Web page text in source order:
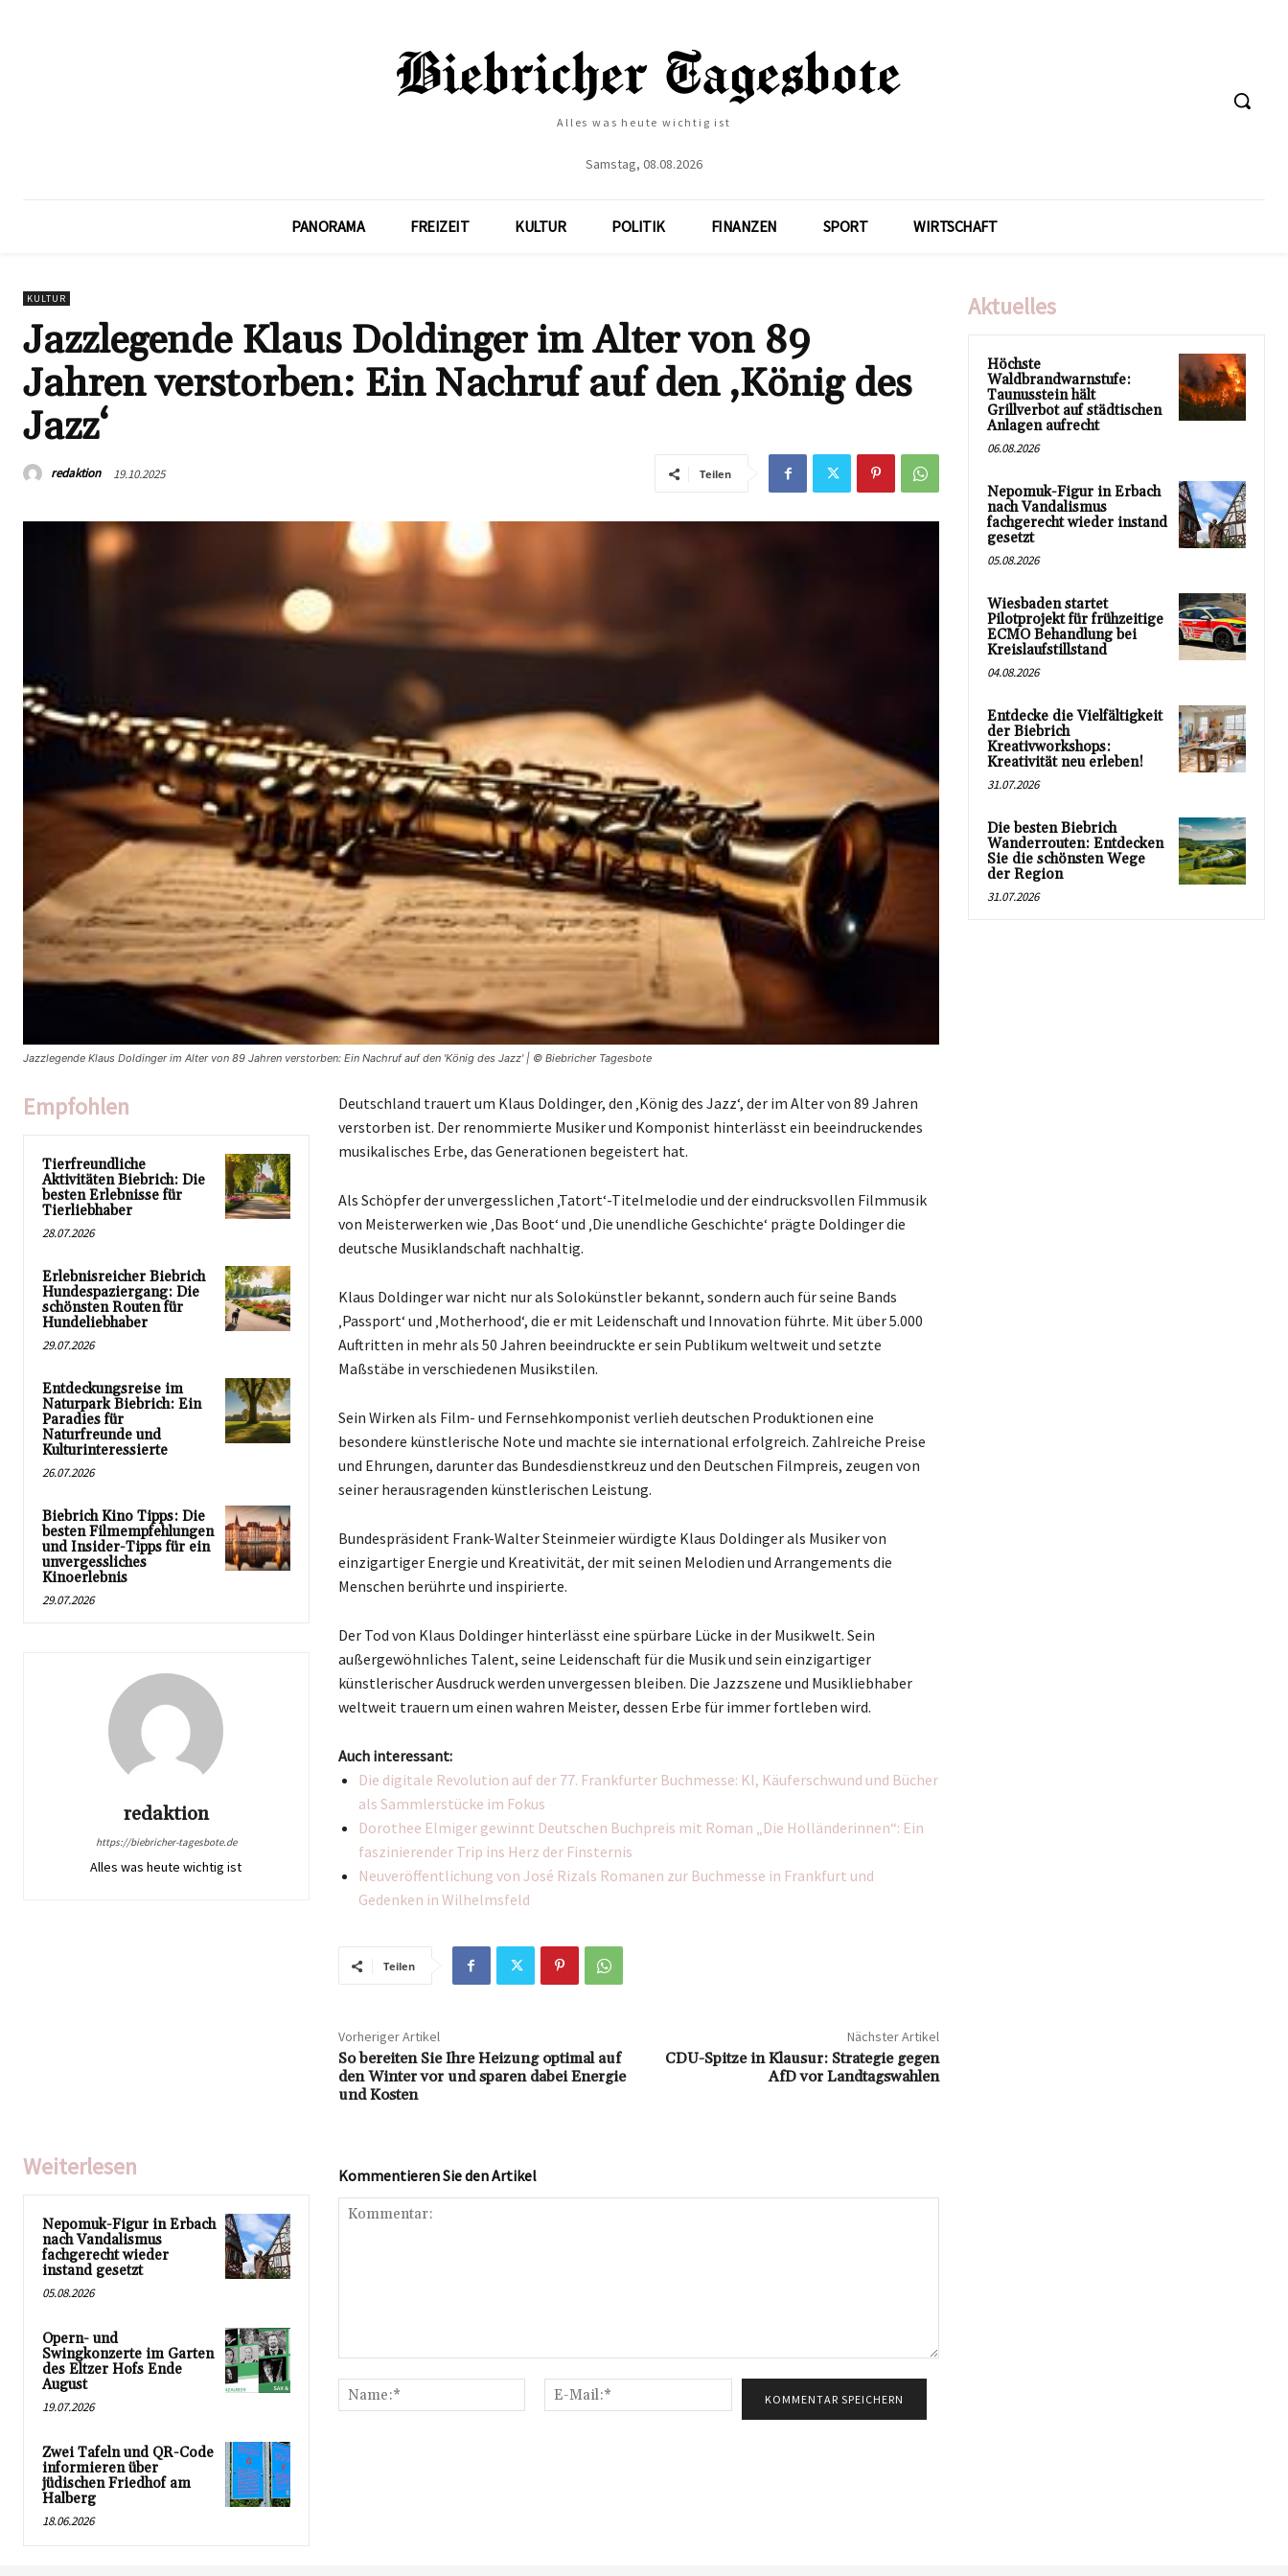
Alles was heute wichtig ist
Samstag, 08.08.2026
PANORAMA FREIZEIT KULTUR POLITIK FINANZEN SPORT WIRTSCHAFT
KULTUR
Jazzlegende Klaus Doldinger im Alter von 89
Jahren verstorben: Ein Nachruf auf den ‚König des
Jazz‘
redaktion 19.10.2025 Teilen
Jazzlegende Klaus Doldinger im Alter von 89 Jahren verstorben: Ein Nachruf auf den 'König des Jazz' | © Biebricher Tagesbote
Empfohlen
Tierfreundliche
Aktivitäten Biebrich: Die
besten Erlebnisse für
Tierliebhaber
28.07.2026
Erlebnisreicher Biebrich
Hundespaziergang: Die
schönsten Routen für
Hundeliebhaber
29.07.2026
Entdeckungsreise im
Naturpark Biebrich: Ein
Paradies für
Naturfreunde und
Kulturinteressierte
26.07.2026
Biebrich Kino Tipps: Die
besten Filmempfehlungen
und Insider-Tipps für ein
unvergessliches
Kinoerlebnis
29.07.2026
redaktion
https://biebricher-tagesbote.de
Alles was heute wichtig ist
Deutschland trauert um Klaus Doldinger, den ‚König des Jazz‘, der im Alter von 89 Jahren
verstorben ist. Der renommierte Musiker und Komponist hinterlässt ein beeindruckendes
musikalisches Erbe, das Generationen begeistert hat.
Als Schöpfer der unvergesslichen ‚Tatort‘-Titelmelodie und der eindrucksvollen Filmmusik
von Meisterwerken wie ‚Das Boot‘ und ‚Die unendliche Geschichte‘ prägte Doldinger die
deutsche Musiklandschaft nachhaltig.
Klaus Doldinger war nicht nur als Solokünstler bekannt, sondern auch für seine Bands
‚Passport‘ und ‚Motherhood‘, die er mit Leidenschaft und Innovation führte. Mit über 5.000
Auftritten in mehr als 50 Jahren beeindruckte er sein Publikum weltweit und setzte
Maßstäbe in verschiedenen Musikstilen.
Sein Wirken als Film- und Fernsehkomponist verlieh deutschen Produktionen eine
besondere künstlerische Note und machte sie international erfolgreich. Zahlreiche Preise
und Ehrungen, darunter das Bundesdienstkreuz und den Deutschen Filmpreis, zeugen von
seiner herausragenden künstlerischen Leistung.
Bundespräsident Frank-Walter Steinmeier würdigte Klaus Doldinger als Musiker von
einzigartiger Energie und Kreativität, der mit seinen Melodien und Arrangements die
Menschen berührte und inspirierte.
Der Tod von Klaus Doldinger hinterlässt eine spürbare Lücke in der Musikwelt. Sein
außergewöhnliches Talent, seine Leidenschaft für die Musik und sein einzigartiger
künstlerischer Ausdruck werden unvergessen bleiben. Die Jazzszene und Musikliebhaber
weltweit trauern um einen wahren Meister, dessen Erbe für immer fortleben wird.
Auch interessant:
Die digitale Revolution auf der 77. Frankfurter Buchmesse: KI, Käuferschwund und Bücher
als Sammlerstücke im Fokus
Dorothee Elmiger gewinnt Deutschen Buchpreis mit Roman „Die Holländerinnen“: Ein
faszinierender Trip ins Herz der Finsternis
Neuveröffentlichung von José Rizals Romanen zur Buchmesse in Frankfurt und
Gedenken in Wilhelmsfeld
Teilen
Vorheriger Artikel
So bereiten Sie Ihre Heizung optimal auf
den Winter vor und sparen dabei Energie
und Kosten
Nächster Artikel
CDU-Spitze in Klausur: Strategie gegen
AfD vor Landtagswahlen
Weiterlesen
Nepomuk-Figur in Erbach
nach Vandalismus
fachgerecht wieder
instand gesetzt
05.08.2026
Opern- und
Swingkonzerte im Garten
des Eltzer Hofs Ende
August
19.07.2026
Zwei Tafeln und QR-Code
informieren über
jüdischen Friedhof am
Halberg
18.06.2026
Kommentieren Sie den Artikel
Name:*
Mail:*
Aktuelles
Höchste
Waldbrandwarnstufe:
Taunusstein hält
Grillverbot auf städtischen
Anlagen aufrecht
06.08.2026
Nepomuk-Figur in Erbach
nach Vandalismus
fachgerecht wieder instand
gesetzt
05.08.2026
Wiesbaden startet
Pilotprojekt für frühzeitige
ECMO Behandlung bei
Kreislaufstillstand
04.08.2026
Entdecke die Vielfältigkeit
der Biebrich
Kreativworkshops:
Kreativität neu erleben!
31.07.2026
Die besten Biebrich
Wanderrouten: Entdecken
Sie die schönsten Wege
der Region
31.07.2026